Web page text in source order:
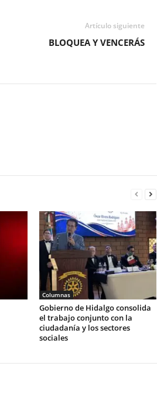
Artículo siguiente
BLOQUEA Y VENCERÁS
Columnas
Gobierno de Hidalgo consolida
el trabajo conjunto con la
ciudadanía y los sectores
sociales